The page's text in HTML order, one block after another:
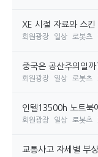
XE 시절 자료와 스킨
회원광장 일상 로봇츠
중국은 공산주의일
회원광장 일상 로봇츠
인텔13500h 노트북
회원광장 일상 로봇츠
교통사고 자세별 부